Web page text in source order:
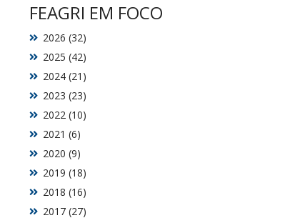
FEAGRI EM FOCO
2017 (27)
2018 (16)
2019 (18)
2020 (9)
2021 (6)
2022 (10)
2023 (23)
2024 (21)
2025 (42)
2026 (32)